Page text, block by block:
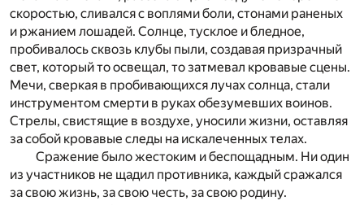
скоростью, сливался с воплями боли, стонами раненых
и ржанием лошадей. Солнце, тусклое и бледное,
пробивалось сквозь клубы пыли, создавая призрачный
свет, который то освещал, то затмевал кровавые сцены.
Мечи, сверкая в пробивающихся лучах солнца, стали
инструментом смерти в руках обезумевших воинов.
Стрелы, свистящие в воздухе, уносили жизни, оставляя
за собой кровавые следы на искалеченных телах.
Сражение было жестоким и беспощадным. Ни один
из участников не щадил противника, каждый сражался
за свою жизнь, за свою честь, за свою родину.